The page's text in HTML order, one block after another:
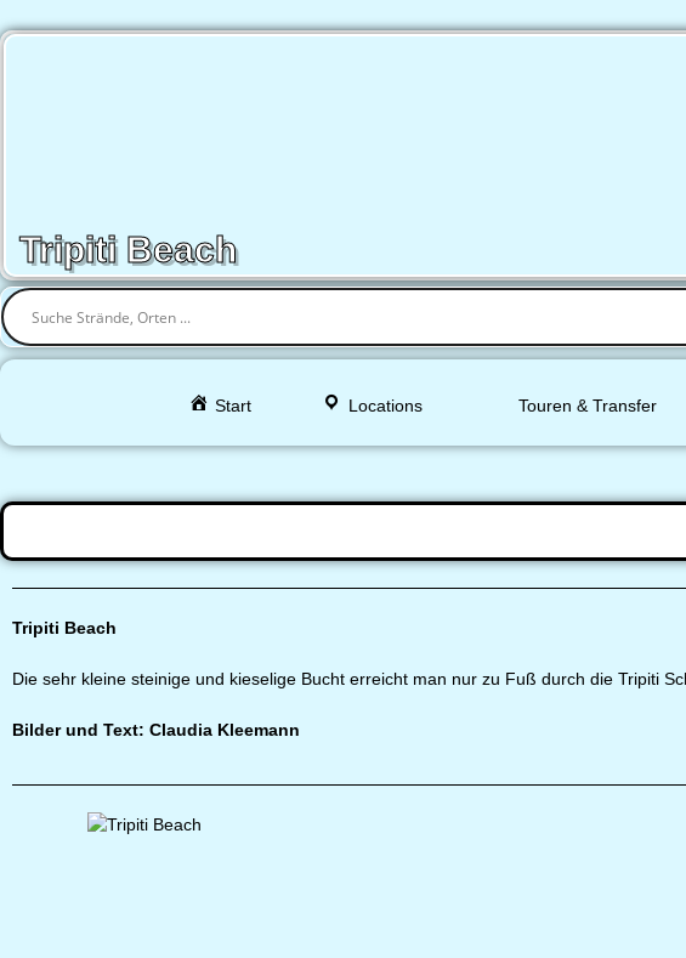
Tripiti Beach
Start Locations Touren & Transfer
Tripiti Beach
Die sehr kleine steinige und kieselige Bucht erreicht man nur zu Fuß durch die Tripiti
Bilder und Text: Claudia Kleemann